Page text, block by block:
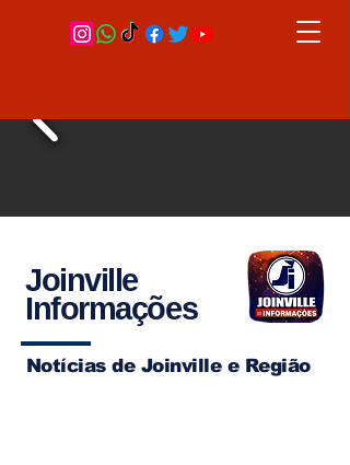
Joinville
Informações
Notícias de Joinville e Região